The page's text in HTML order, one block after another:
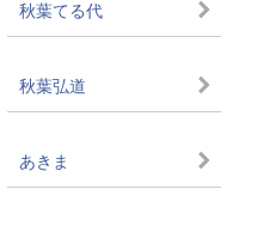
秋葉てる代
秋葉弘道
あきま